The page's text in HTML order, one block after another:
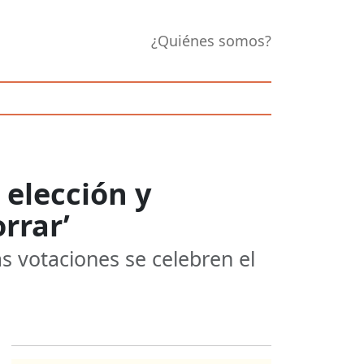
¿Quiénes somos?
y
votaciones se celebren el